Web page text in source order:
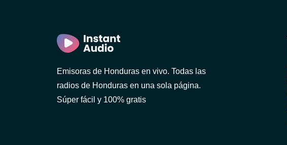
Emisoras de Honduras en vivo. Todas las
radios de Honduras en una sola página.
Súper fácil y 100% gratis